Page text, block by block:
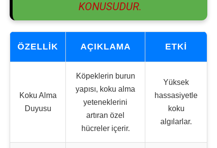
KONUSUDUR.
ÖZELLIK AÇIKLAMA ETKI
Koku Alma
Duyusu
Köpeklerin burun
yapısı, koku alma
yeteneklerini
artıran özel
hücreler içerir.
Yüksek
hassasiyetle
koku
algılarlar.